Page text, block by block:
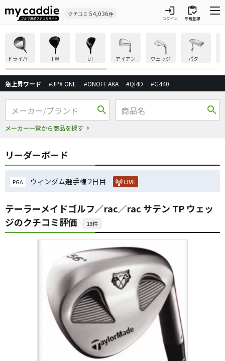
クチコミ 54,036件 login
ログイン
inventory
新規登録
ドライバー FW UT アイアン ウェッジ パター
急上昇ワード #JPX ONE #ONOFF AKA #Qi4D #G440
search
メーカー一覧から商品を探す
search
リーダーボード
PGA ウィンダム選手権 2日目 LIVE
テーラーメイドゴルフ／rac／rac サテン TP ウェッ
ジのクチコミ評価
13件